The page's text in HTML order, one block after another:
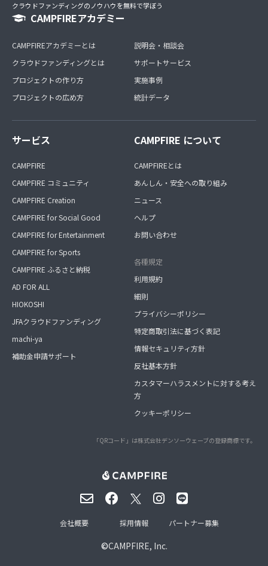
クラウドファンディングのノウハウを無料で学ぼう
CAMPFIREアカデミー
CAMPFIREアカデミーとは
クラウドファンディングとは
プロジェクトの作り方
プロジェクトの広め方
説明会・相談会
サポートサービス
実施事例
統計データ
サービス
CAMPFIRE
CAMPFIRE コミュニティ
CAMPFIRE Creation
CAMPFIRE for Social Good
CAMPFIRE for Entertainment
CAMPFIRE for Sports
CAMPFIRE ふるさと納税
AD FOR ALL
HIOKOSHI
JFAクラウドファンディング
machi-ya
補助金申請サポート
CAMPFIRE について
CAMPFIREとは
あんしん・安全への取り組み
ニュース
ヘルプ
お問い合わせ
各種規定
利用規約
細則
プライバシーポリシー
特定商取引法に基づく表記
情報セキュリティ方針
反社基本方針
カスタマーハラスメントに対する考え
方
クッキーポリシー
「QRコード」は株式会社デンソーウェーブの登録商標です。
©CAMPFIRE, Inc.
会社概要 採用情報 パートナー募集